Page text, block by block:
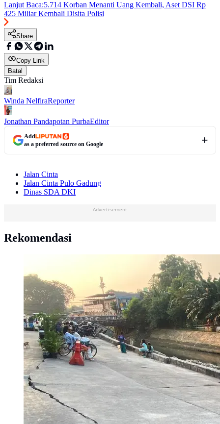
Lanjut Baca:5.714 Korban Menanti Uang Kembali, Aset DSI Rp
425 Miliar Kembali Disita Polisi
Share
Copy Link
Batal
Tim Redaksi
Winda NelfiraReporter
Jonathan Pandapotan PurbaEditor
Add
as a preferred source on Google
Jalan Cinta
Jalan Cinta Pulo Gadung
Dinas SDA DKI
Advertisement
Rekomendasi